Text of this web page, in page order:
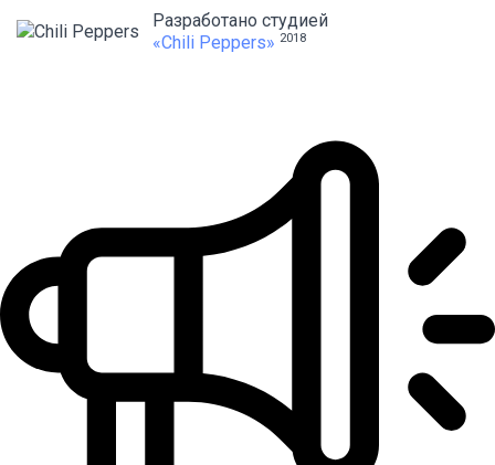
Разработано студией
«Chili Peppers» 2018